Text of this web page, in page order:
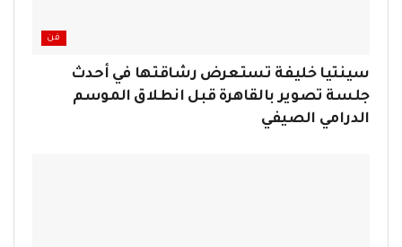
فن
سينتيا خليفة تستعرض رشاقتها في أحدث
جلسة تصوير بالقاهرة قبل انطلاق الموسم
الدرامي الصيفي